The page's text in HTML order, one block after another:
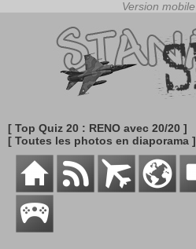
[ Top Quiz 20 : RENO avec 20/20 ]
[ Toutes les photos en diaporama ]